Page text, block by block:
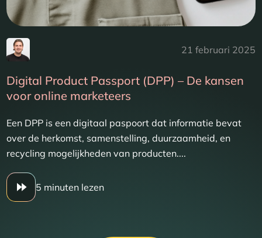
21 februari 2025
Digital Product Passport (DPP) – De kansen
voor online marketeers
Een DPP is een digitaal paspoort dat informatie bevat
over de herkomst, samenstelling, duurzaamheid, en
recycling mogelijkheden van producten....
5 minuten lezen